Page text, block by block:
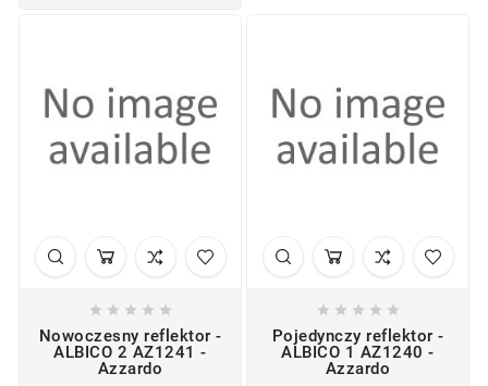
    
Nowoczesny reflektor -
ALBICO 2 AZ1241 -
Azzardo
    
Pojedynczy reflektor -
ALBICO 1 AZ1240 -
Azzardo